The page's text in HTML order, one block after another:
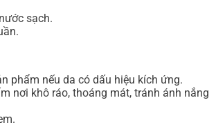
sạch.
phẩm nếu da có dấu hiệu kích ứng.
nơi khô ráo, thoáng mát, tránh ánh nắng